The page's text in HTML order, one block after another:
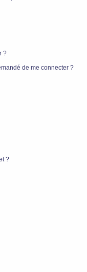
?
de me connecter ?
?